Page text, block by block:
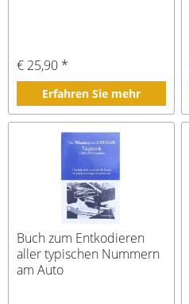
€ 25,90 *
Erfahren Sie mehr
Buch zum Entkodieren
aller typischen Nummern
am Auto